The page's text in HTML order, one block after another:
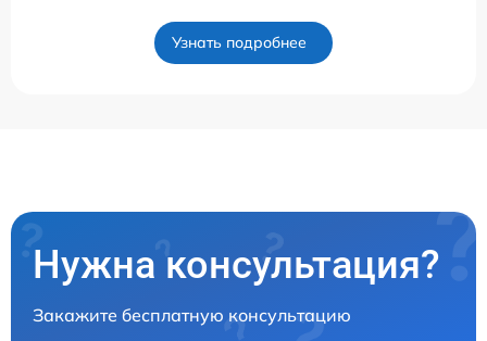
Узнать подробнее
Нужна консультация?
Закажите бесплатную консультацию